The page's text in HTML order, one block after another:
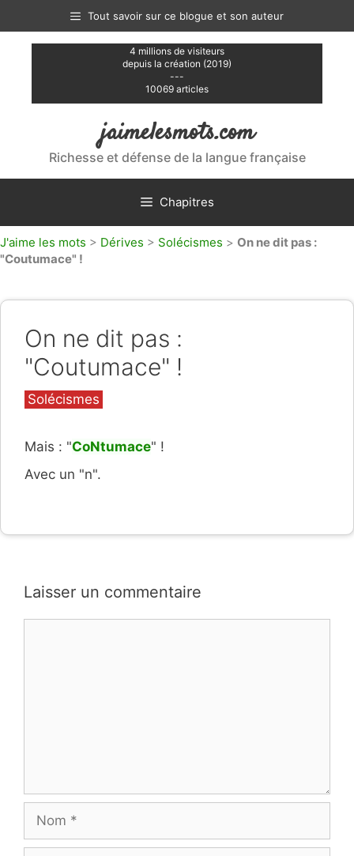
contenu
Tout savoir sur ce blogue et son auteur
4 millions de visiteurs
depuis la création (2019)
---
10069 articles
jaimelesmots.com
Richesse et défense de la langue française
Chapitres
J'aime les mots > Dérives > Solécismes > On ne dit pas :
"Coutumace" !
On ne dit pas :
"Coutumace" !
Catégories
Solécismes
Mais : "CoNtumace" !
Avec un "n".
Laisser un commentaire